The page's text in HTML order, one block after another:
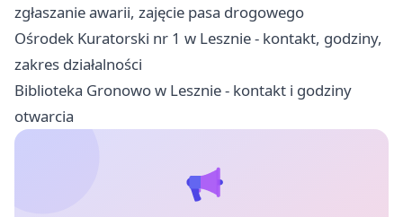
zgłaszanie awarii, zajęcie pasa drogowego
Ośrodek Kuratorski nr 1 w Lesznie - kontakt, godziny,
zakres działalności
Biblioteka Gronowo w Lesznie - kontakt i godziny
otwarcia